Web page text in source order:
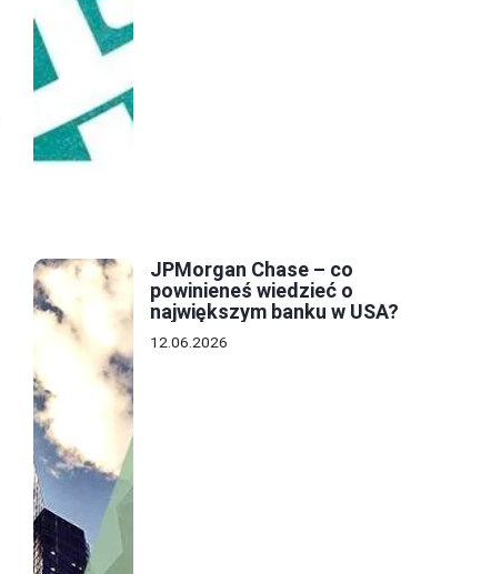
JPMorgan Chase – co
powinieneś wiedzieć o
największym banku w USA?
12.06.2026